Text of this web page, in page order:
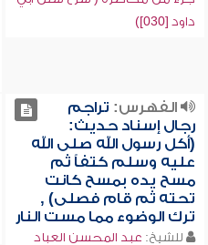
داود [030])
الفهرس: تراجم
رجال إسناد حديث:
(أكل رسول الله صلى الله
عليه وسلم كتفاً ثم
مسح يده بمسح كانت
تحته ثم قام فصلى) ,
ترك الوضوء مما مست النار
للشيخ: عبد المحسن العباد